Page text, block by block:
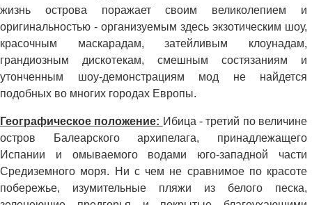
жизнь острова поражает своим великолепием и
оригинальностью - организуемым здесь экзотическим шоу,
красочным маскарадам, затейливым клоунадам,
грандиозным дискотекам, смешным состязаниям и
утонченным шоу-демонстрациям мод не найдется
подобных во многих городах Европы.
Географическое положение: Ибица - третий по величине
остров Балеарского архипелага, принадлежащего
Испании и омываемого водами юго-западной части
Средиземного моря. Ни с чем не сравнимое по красоте
побережье, изумительные пляжи из белого песка,